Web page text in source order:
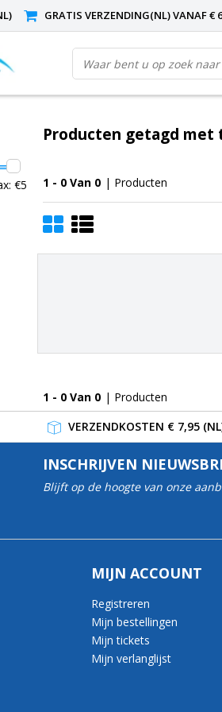
GRATIS VERZENDING(NL) VANAF €
€5
Producten getagd
1 - 0 Van 0 | Producten
1 - 0 Van 0 | Producten
VERZENDKOSTEN € 7,95
INSCHRIJVEN
Blijft op de hoogte van onze
MIJN ACCOUNT
Registreren
Mijn bestellingen
Mijn tickets
Mijn verlanglijst